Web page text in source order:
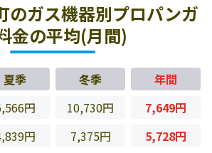
のガス機器別プロパンガ
金の平均(月間)
夏季 冬季
年間
円 10,730円
7,649円
円 7,375円 5,728円